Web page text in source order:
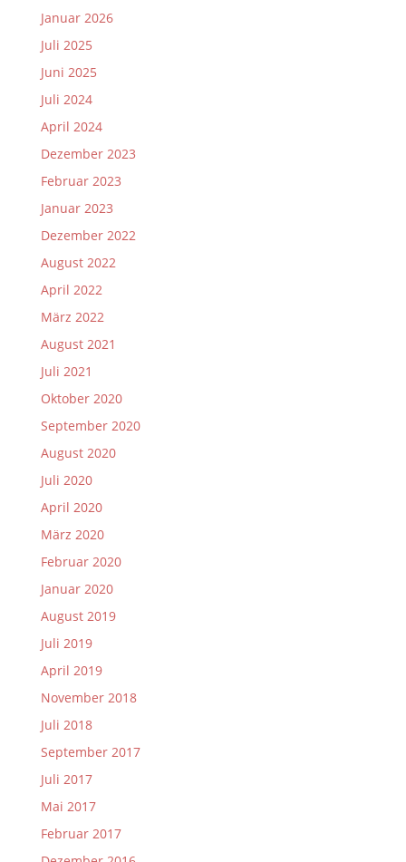
Januar 2026
Juli 2025
Juni 2025
Juli 2024
April 2024
Dezember 2023
Februar 2023
Januar 2023
Dezember 2022
August 2022
April 2022
März 2022
August 2021
Juli 2021
Oktober 2020
September 2020
August 2020
Juli 2020
April 2020
März 2020
Februar 2020
Januar 2020
August 2019
Juli 2019
April 2019
November 2018
Juli 2018
September 2017
Juli 2017
Mai 2017
Februar 2017